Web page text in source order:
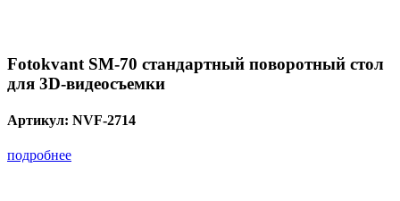
Fotokvant SM-70 стандартный поворотный стол
для 3D-видеосъемки
Артикул: NVF-2714
подробнее